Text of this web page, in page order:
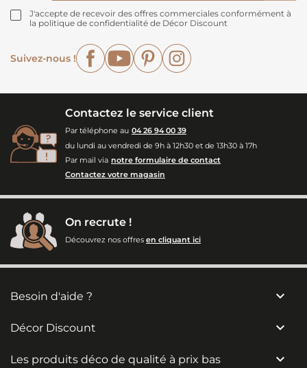
J'accepte de recevoir des offres commerciales conformément à
la politique de confidentialité de Décor Discount
Suivez-nous !
FacebookYouTubePinterest
Contactez le service client
Par téléphone au 04 26 94 00 39
du lundi au vendredi de 9h à 12h30 et de 13h30 à 17h
Par mail via notre formulaire de contact
Contactez votre magasin
On recrute !
Découvrez nos offres en cliquant ici
Besoin d'aide ? 
Décor Discount 
Les produits déco de qualité à prix bas 